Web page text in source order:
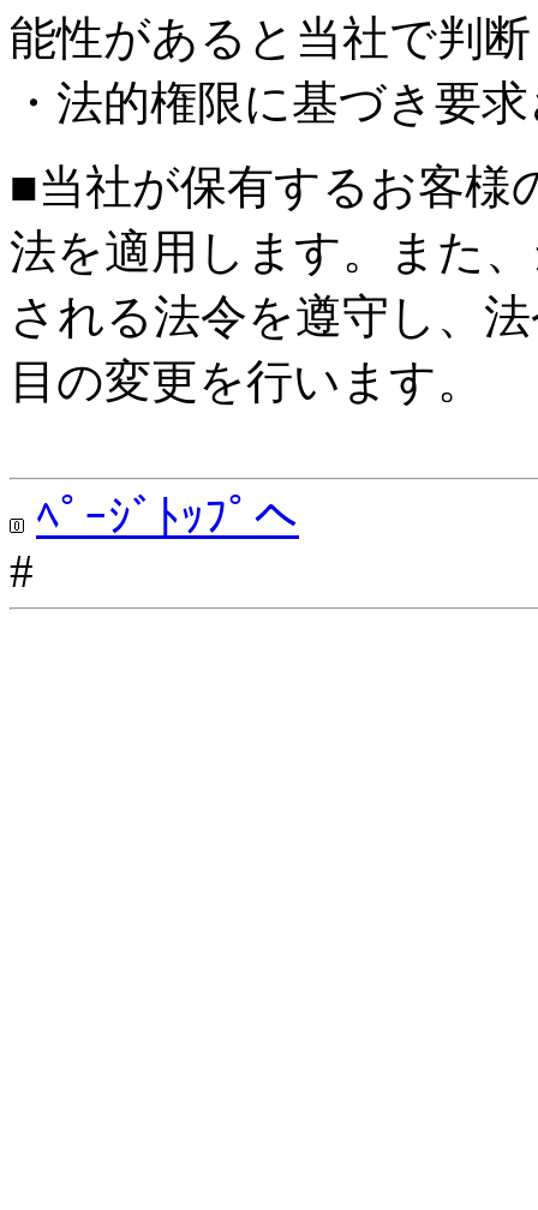
能性があると当社で判
・法的権限に基づき要
■当社が保有するお客様
法を適用します。また
される法令を遵守し、
目の変更を行います。
ﾍﾟｰｼﾞﾄｯﾌﾟへ
#